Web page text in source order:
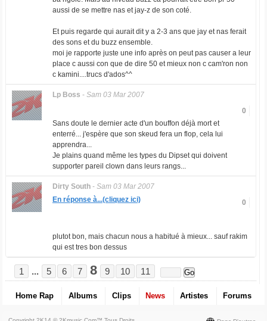
aussi de se mettre nas et jay-z de son coté.
Et puis regarde qui aurait dit y a 2-3 ans que jay et nas ferait
des sons et du buzz ensemble.
moi je rapporte juste une info après on peut pas causer a leur
place c aussi con que de dire 50 et mieux non c cam'ron non
c kamini....trucs d'ados^^
Lp Boss - Sam 03 Mar 2007
0
Sans doute le dernier acte d'un bouffon déjà mort et
enterré... j'espère que son skeud fera un flop, cela lui
apprendra...
Je plains quand même les types du Dipset qui doivent
supporter pareil clown dans leurs rangs...
Dirty South- Sam 03 Mar 2007
0
En réponse à...(cliquez ici)
plutot bon, mais chacun nous a habitué à mieux... sauf rakim
qui est tres bon dessus
1 ... 5 6 7 8 9 10 11
Home Rap Albums Clips News Artistes Forums